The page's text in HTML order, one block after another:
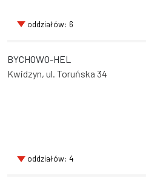
oddziałów: 6
BYCHOWO-HEL
Kwidzyn, ul. Toruńska 34
oddziałów: 4